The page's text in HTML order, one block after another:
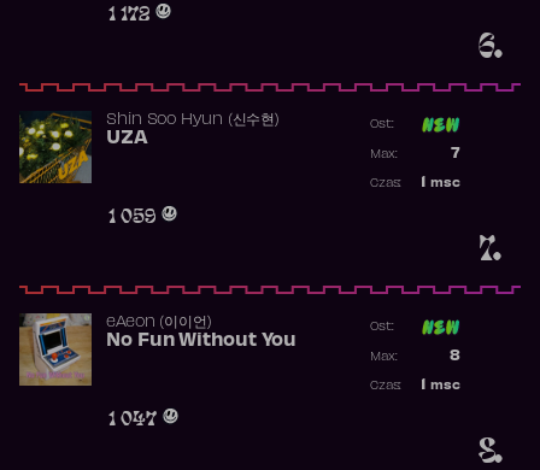
6.
1 172
7.
Shin Soo Hyun (신수현)
UZA
1 059
Ost:
7
Max:
msc
Czas:
8.
​eAeon (이이언)
No Fun Without You
1 047
Ost:
8
Max:
msc
Czas: